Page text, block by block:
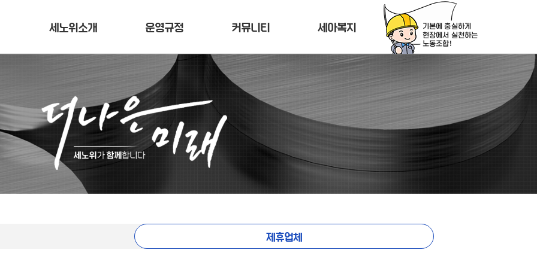
세노위소개 운영규정 커뮤니티 세아복지
제휴업체